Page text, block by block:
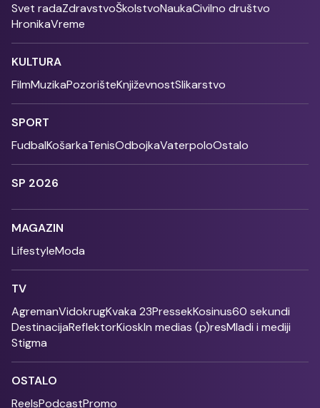
Svet radaZdravstvoŠkolstvoNaukaCivilno društvo
HronikaVreme
KULTURA
FilmMuzikaPozorišteKnjiževnostSlikarstvo
SPORT
FudbalKošarkaTenisOdbojkaVaterpoloOstalo
SP 2026
MAGAZIN
LifestyleModa
TV
AgremanVidokrugKvaka 23PressekKosinus60 sekundi
DestinacijaReflektorKioskIn medias (p)resMladi i mediji
Stigma
OSTALO
ReelsPodcastPromo